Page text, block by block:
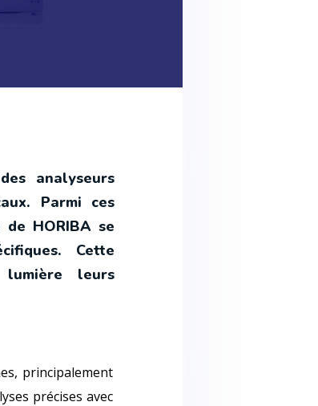
analyseurs
Parmi ces
HORIBA se
Cette
leurs
principalement
précises avec